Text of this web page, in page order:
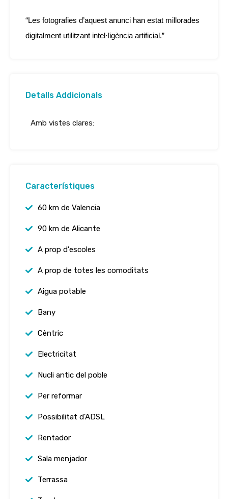
“Les fotografies d’aquest anunci han estat millorades
digitalment utilitzant intel·ligència artificial.”
Detalls Addicionals
Amb vistes clares:
Característiques
60 km de Valencia
90 km de Alicante
A prop d'escoles
A prop de totes les comoditats
Aigua potable
Bany
Cèntric
Electricitat
Nucli antic del poble
Per reformar
Possibilitat d'ADSL
Rentador
Sala menjador
Terrassa